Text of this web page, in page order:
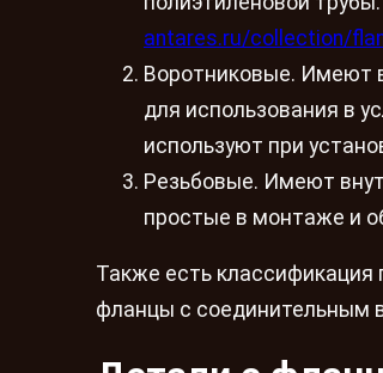
antares.ru/collection/
Воротниковые. Имеют
для использования в
используют при
Резьбовые. Имеют
простые в монтаже и
Также есть классификация
фланцы с соединительным